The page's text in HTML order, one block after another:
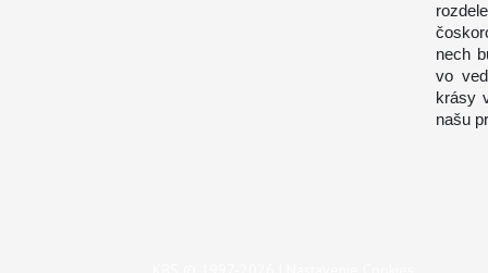
nech
vo
krásy
našu